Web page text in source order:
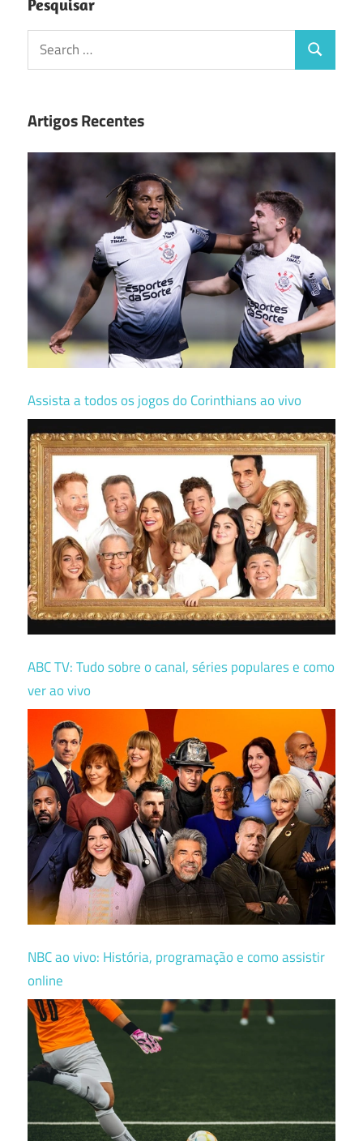
Pesquisar
Search
for:
Search
Artigos Recentes
Assista a todos os jogos do Corinthians ao vivo
ABC TV: Tudo sobre o canal, séries populares e como
ver ao vivo
NBC ao vivo: História, programação e como assistir
online